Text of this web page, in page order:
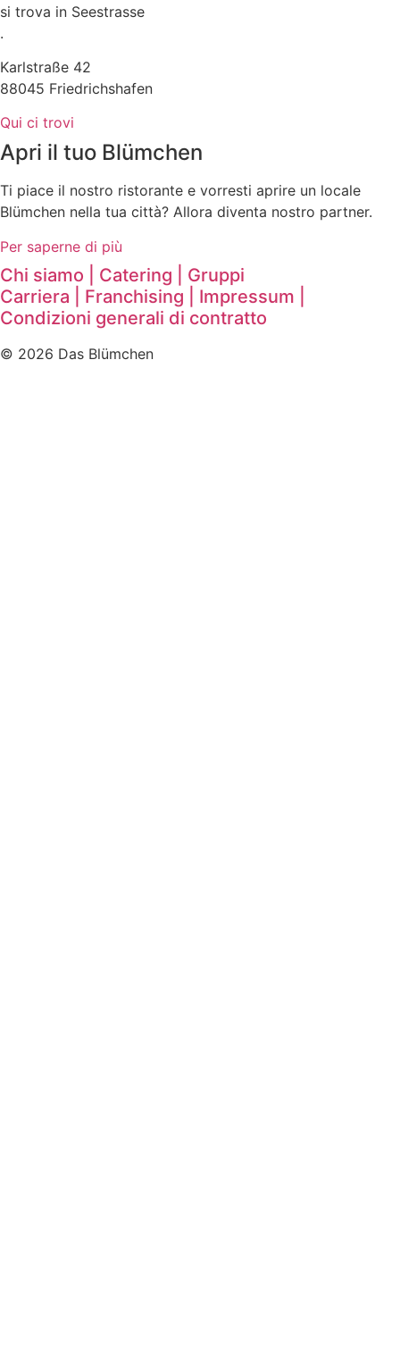
si trova in Seestrasse
.
Karlstraße 42
88045 Friedrichshafen
Qui ci trovi
Apri il tuo Blümchen
Ti piace il nostro ristorante e vorresti aprire un locale
Blümchen nella tua città? Allora diventa nostro partner.
Per saperne di più
Chi siamo | Catering |
Gruppi
Carriera |
Franchising |
Impressum |
Condizioni generali di contratto
© 2026 Das Blümchen